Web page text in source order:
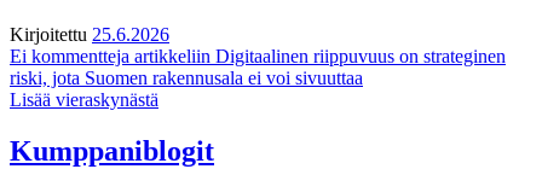
Kirjoitettu 25.6.2026
Ei kommentteja artikkeliin Digitaalinen riippuvuus on strateginen
riski, jota Suomen rakennusala ei voi sivuuttaa
Lisää vieraskynästä
Kumppaniblogit